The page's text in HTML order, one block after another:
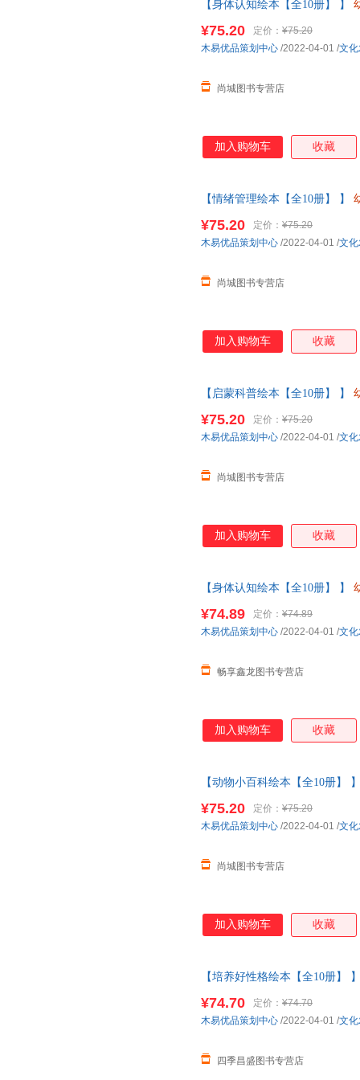
【身体认知绘本【全10册】 】
客服
¥75.20 定价： ¥75.20
尚城图书专营店
木易优品策划中心 /2022-04-01 /文
加入购物车 收藏
【情绪管理绘本【全10册】 】
客服
¥75.20 定价： ¥75.20
尚城图书专营店
木易优品策划中心 /2022-04-01 /文
加入购物车 收藏
【启蒙科普绘本【全10册】 】
客服
¥75.20 定价： ¥75.20
尚城图书专营店
木易优品策划中心 /2022-04-01 /文
加入购物车 收藏
【身体认知绘本【全10册】 】
当客服
¥74.89 定价： ¥74.89
畅享鑫龙图书专营店
木易优品策划中心 /2022-04-01 /文
加入购物车 收藏
【动物小百科绘本【全10册】
客服
¥75.20 定价： ¥75.20
尚城图书专营店
木易优品策划中心 /2022-04-01 /文
加入购物车 收藏
【培养好性格绘本【全10册】
¥74.70 定价： ¥74.70
四季昌盛图书专营店
木易优品策划中心 /2022-04-01 /文